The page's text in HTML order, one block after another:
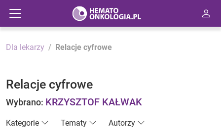
Dla lekarzy Relacje cyfrowe
Relacje cyfrowe
Wybrano: KRZYSZTOF KAŁWAK
Kategorie Tematy Autorzy